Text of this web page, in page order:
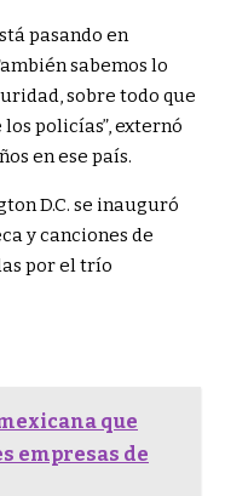
pasando en
sabemos lo
sobre todo que
policías”, externó
en ese país.
D.C. se inauguró
y canciones de
por el trío
que
empresas de